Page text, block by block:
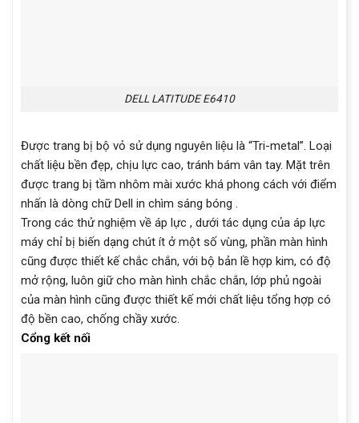
DELL LATITUDE E6410
Được trang bị bộ vỏ sử dụng nguyên liệu là “Tri-metal”. Loại
chất liệu bền đẹp, chịu lực cao, tránh bám vân tay. Mặt trên
được trang bị tầm nhôm mài xước khá phong cách với điểm
nhấn là dòng chữ Dell in chìm sáng bóng .
Trong các thử nghiệm về áp lực , dưới tác dụng của áp lực
máy chỉ bị biến dạng chút ít ở một số vùng, phần màn hình
cũng được thiết kế chắc chắn, với bộ bản lề hợp kim, có độ
mở rộng, luôn giữ cho màn hình chắc chắn, lớp phủ ngoài
của màn hình cũng được thiết kế mới chất liệu tổng hợp có
độ bền cao, chống chầy xước.
Cổng kết nối